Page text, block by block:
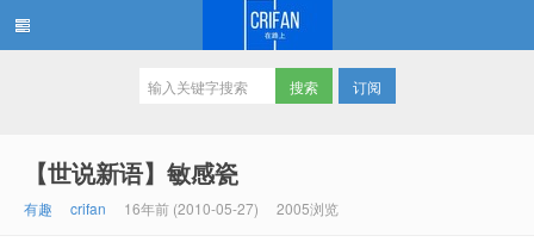
订阅
【世说新语】敏感瓷
有趣 crifan 16年前 (2010-05-27) 2005浏览